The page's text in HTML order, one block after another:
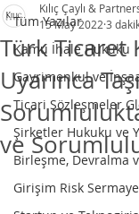
Tüm Yazılar
Kamu İhale Hukuku
Gayrimenkul ve
Ticari Sözleşmeler
Şirketler Hukuku ve
Birleşme, Devralma
Girişim Risk
Türk Ticaret
Uyarınca
ve
Kılıç Çaylı &
15 May 2022 3